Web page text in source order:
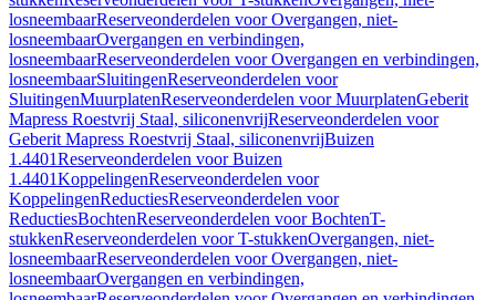
losneembaarReserveonderdelen voor Overgangen, niet-
losneembaarOvergangen en verbindingen,
losneembaarReserveonderdelen voor Overgangen en verbindingen,
losneembaarSluitingenReserveonderdelen voor
SluitingenMuurplatenReserveonderdelen voor MuurplatenGeberit
Mapress Roestvrij Staal, siliconenvrijReserveonderdelen voor
Geberit Mapress Roestvrij Staal, siliconenvrijBuizen
1.4401Reserveonderdelen voor Buizen
1.4401KoppelingenReserveonderdelen voor
KoppelingenReductiesReserveonderdelen voor
ReductiesBochtenReserveonderdelen voor BochtenT-
stukkenReserveonderdelen voor T-stukkenOvergangen, niet-
losneembaarReserveonderdelen voor Overgangen, niet-
losneembaarOvergangen en verbindingen,